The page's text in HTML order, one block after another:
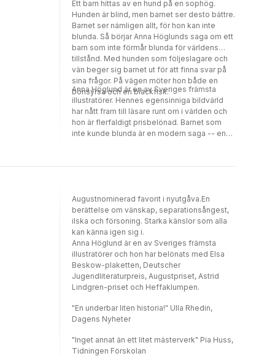
Ett barn hittas av en hund på en sophög.
Hunden är blind, men barnet ser desto bättre.
Barnet ser nämligen allt, för hon kan inte
blunda. Så börjar Anna Höglunds saga om ett
barn som inte förmår blunda för världens
tillstånd. Med hunden som följeslagare och
vän beger sig barnet ut för att finna svar på
sina frågor. På vägen möter hon både en
bönsyrsa och en bläckfisk.
Anna Höglund är en av Sveriges främsta
illustratörer. Hennes egensinniga bildvärld
har nått fram till läsare runt om i världen och
hon är flerfaldigt prisbelönad. Barnet som
inte kunde blunda är en modern saga -- en
Augustnominerad favorit i nyutgåva.En
berättelse om vänskap, separationsångest,
ilska och försoning. Starka känslor som alla
kan känna igen sig i.
Anna Höglund är en av Sveriges främsta
illustratörer och hon har belönats med Elsa
Beskow-plaketten, Deutscher
Jugendliteraturpreis, Augustpriset, Astrid
Lindgren-priset och Heffaklumpen.
"En underbar liten historia!" Ulla Rhedin,
Dagens Nyheter
"Inget annat än ett litet mästerverk" Pia Huss,
Tidningen Förskolan